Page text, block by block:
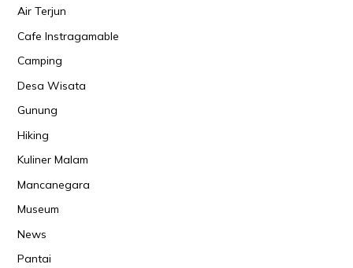
Air Terjun
Cafe Instragamable
Camping
Desa Wisata
Gunung
Hiking
Kuliner Malam
Mancanegara
Museum
News
Pantai